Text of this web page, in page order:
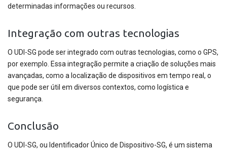
determinadas informações ou recursos.
Integração com outras tecnologias
O UDI-SG pode ser integrado com outras tecnologias, como o GPS,
por exemplo. Essa integração permite a criação de soluções mais
avançadas, como a localização de dispositivos em tempo real, o
que pode ser útil em diversos contextos, como logística e
segurança.
Conclusão
O UDI-SG, ou Identificador Único de Dispositivo-SG, é um sistema